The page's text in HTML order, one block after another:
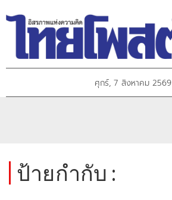
ศุกร์, 7 สิงหาคม 2569
ป้ายกำกับ :